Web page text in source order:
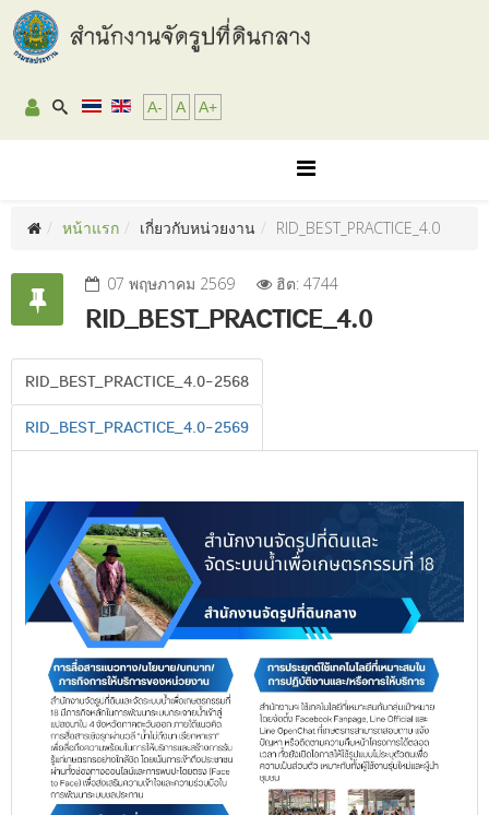
A- A A+
หน้าแรก เกี่ยวกับหน่วยงาน RID_BEST_PRACTICE_4.0
07 พฤษภาคม 2569 ฮิต: 4744
RID_BEST_PRACTICE_4.0
RID_BEST_PRACTICE_4.0-2568
RID_BEST_PRACTICE_4.0-2569